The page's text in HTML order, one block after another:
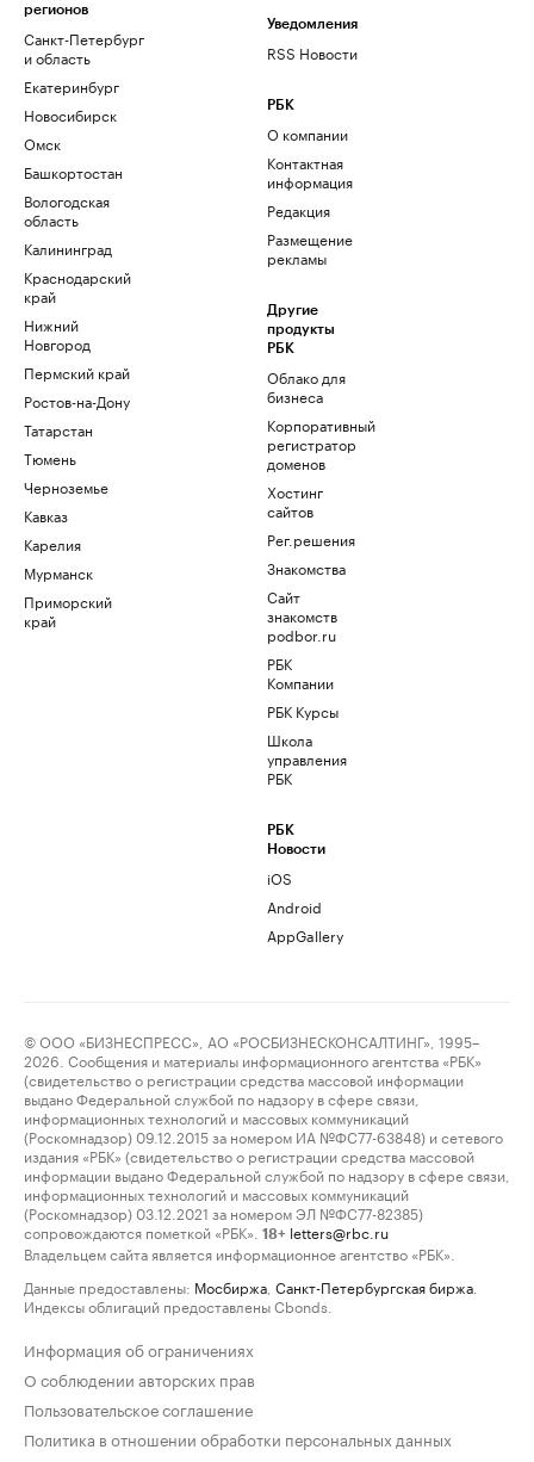
регионов
Санкт-Петербург
и область
Екатеринбург
Новосибирск
Омск
Башкортостан
Вологодская
область
Калининград
Краснодарский
край
Нижний
Новгород
Пермский край
Ростов-на-Дону
Татарстан
Тюмень
Черноземье
Кавказ
Карелия
Мурманск
Приморский
край
Уведомления
RSS Новости
РБК
О компании
Контактная
информация
Редакция
Размещение
рекламы
Другие
продукты
РБК
Облако для
бизнеса
Корпоративный
регистратор
доменов
Хостинг
сайтов
Рег.решения
Знакомства
Сайт
знакомств
podbor.ru
РБК
Компании
РБК Курсы
Школа
управления
РБК
РБК
Новости
iOS
Android
AppGallery
© ООО «БИЗНЕСПРЕСС», АО «РОСБИЗНЕСКОНСАЛТИНГ», 1995–
2026. Сообщения и материалы информационного агентства «РБК»
(свидетельство о регистрации средства массовой информации
выдано Федеральной службой по надзору в сфере связи,
информационных технологий и массовых коммуникаций
(Роскомнадзор) 09.12.2015 за номером ИА №ФС77-63848) и сетевого
издания «РБК» (свидетельство о регистрации средства массовой
информации выдано Федеральной службой по надзору в сфере связи,
информационных технологий и массовых коммуникаций
(Роскомнадзор) 03.12.2021 за номером ЭЛ №ФС77-82385)
сопровождаются пометкой «РБК».
18+ letters@rbc.ru
Владельцем сайта является информационное агентство «РБК».
Данные предоставлены: Мосбиржа Санкт-Петербургская биржа
Индексы облигаций предоставлены Cbonds.
Информация об ограничениях
О соблюдении авторских прав
Пользовательское соглашение
Политика в отношении обработки персональных данных